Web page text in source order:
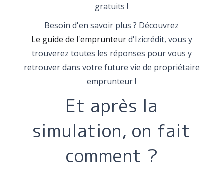
gratuits !
Besoin d'en savoir plus ? Découvrez
Le guide de l'emprunteurd'Izicrédit, vous y
trouverez toutes les réponses pour vous y
retrouver dans votre future vie de propriétaire
emprunteur !
Et après la
simulation, on fait
comment ?